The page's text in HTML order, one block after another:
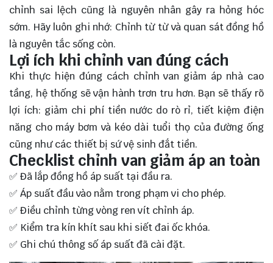
chỉnh sai lệch cũng là nguyên nhân gây ra hỏng hóc
sớm. Hãy luôn ghi nhớ: Chỉnh từ từ và quan sát đồng hồ
là nguyên tắc sống còn.
Lợi ích khi chỉnh van đúng cách
Khi thực hiện đúng cách chỉnh van giảm áp nhà cao
tầng, hệ thống sẽ vận hành trơn tru hơn. Bạn sẽ thấy rõ
lợi ích: giảm chi phí tiền nước do rò rỉ, tiết kiệm điện
năng cho máy bơm và kéo dài tuổi thọ của đường ống
cũng như các thiết bị sứ vệ sinh đắt tiền.
Checklist chỉnh van giảm áp an toàn
✅ Đã lắp đồng hồ áp suất tại đầu ra.
✅ Áp suất đầu vào nằm trong phạm vi cho phép.
✅ Điều chỉnh từng vòng ren vít chỉnh áp.
✅ Kiểm tra kín khít sau khi siết đai ốc khóa.
✅ Ghi chú thông số áp suất đã cài đặt.